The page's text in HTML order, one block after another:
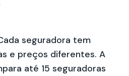
seguradora tem
e preços diferentes. A
até 15 seguradoras